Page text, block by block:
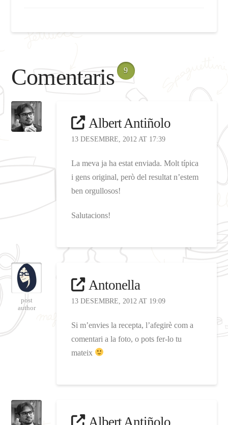
Comentaris 9
Albert Antiñolo
13 DESEMBRE, 2012 AT 17:39
La meva ja ha estat enviada. Molt típica
i gens original, però del resultat n’estem
ben orgullosos!
Salutacions!
post
author
Antonella
13 DESEMBRE, 2012 AT 19:09
Si m’envies la recepta, l’afegirè com a
comentari a la foto, o pots fer-lo tu
mateix